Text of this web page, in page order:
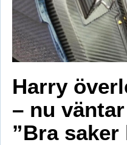
Harry
– nu
”Bra